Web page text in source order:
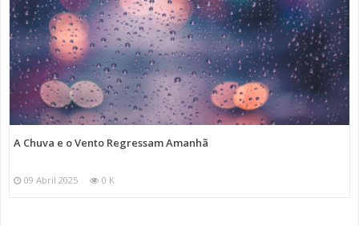
A Chuva e o Vento Regressam Amanhã
09 Abril 2025 0 K